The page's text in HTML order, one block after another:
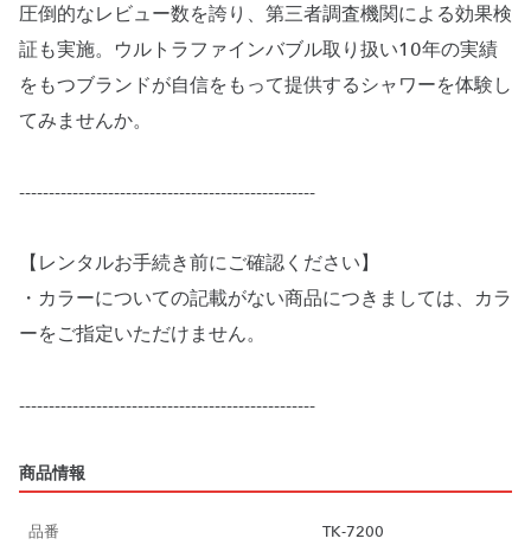
圧倒的なレビュー数を誇り、第三者調査機関による効果検
証も実施。ウルトラファインバブル取り扱い10年の実績
をもつブランドが自信をもって提供するシャワーを体験し
てみませんか。
--------------------------------------------------
【レンタルお手続き前にご確認ください】
・カラーについての記載がない商品につきましては、カラ
ーをご指定いただけません。
商品情報
品番 TK-7200